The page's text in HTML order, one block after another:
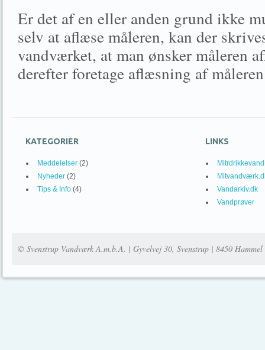
Er det af en eller anden grund ikke
selv at aflæse måleren, kan der
vandværket, at man ønsker måleren
derefter foretage aflæsning af
KATEGORIER
Meddelelser(2)
Nyheder(2)
Tips & Info(4)
LINKS
Vandarkiv.dk
Vandprøver
© Svenstrup Vandværk A.m.b.A. | Gyvelvej 30, Svenstrup | 8450